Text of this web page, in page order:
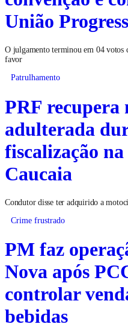
União
O julgamento terminou em 04 votos
favor
Patrulhamento
PRF recupera
adulterada
fiscalização
Caucaia
Condutor disse ter adquirido a
Crime frustrado
PM faz
Nova após
controlar
bebidas